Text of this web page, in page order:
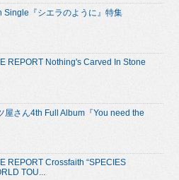
Single『シエラのように』特集
REPORT Nothing's Carved In Stone
屋さん4th Full Album『You need the
REPORT Crossfaith “SPECIES
TOU...